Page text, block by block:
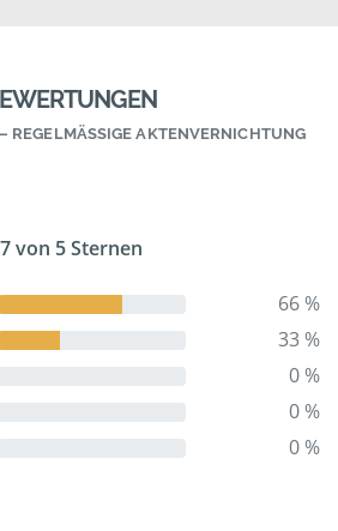
REGELMÄSSIGE AKTENVERNICHTUNG
von 5 Sternen
66 %
33 %
0 %
0 %
0 %